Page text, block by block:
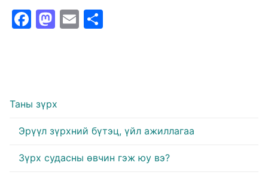
Facebook
Mastodon
Email
Таны зүрх
Эрүүл зүрхний бүтэц, үйл ажиллагаа
Зүрх судасны өвчин гэж юу вэ?